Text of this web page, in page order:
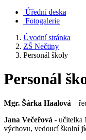
Úřední deska
Fotogalerie
Úvodní stránka
ZŠ Nečtiny
Personál školy
Personál
Mgr. Šárka Haalová –
Jana Večeřová - učitelka
výchovu, vedoucí školní